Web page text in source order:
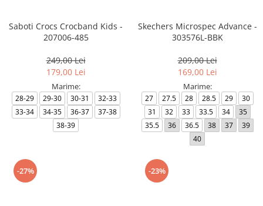
Saboti Crocs Crocband Kids -
207006-485
249,00 Lei
179,00 Lei
Marime:
28-29 29-30 30-31
32-33
33-34
34-35 36-37
37-38
38-39
Skechers Microspec Advance -
303576L-BBK
209,00 Lei
169,00 Lei
Marime:
27 27.5 28 28.5 29
30
31
32 33 33.5 34
35
35.5
36 36.5 38 37
39
40
-27% -23%